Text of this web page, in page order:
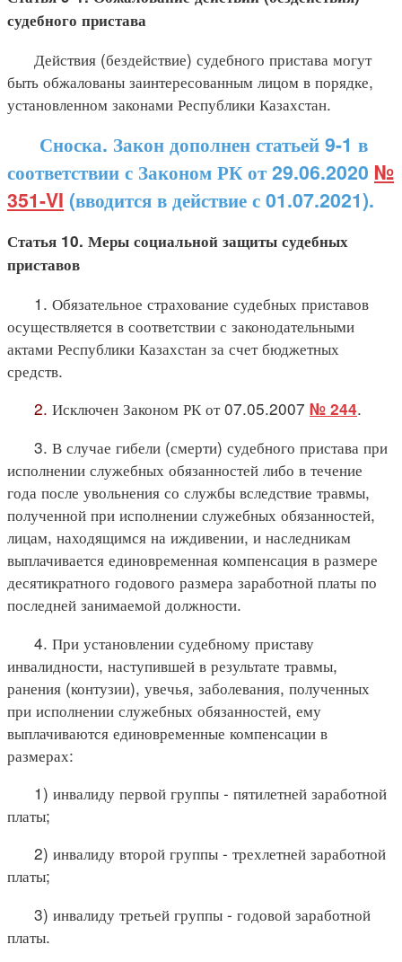
судебного пристава
Действия (бездействие) судебного пристава могут
быть обжалованы заинтересованным лицом в порядке,
установленном законами Республики Казахстан.
Сноска. Закон дополнен статьей 9-1 в
соответствии с Законом РК от 29.06.2020 №
351-VI (вводится в действие с 01.07.2021).
Статья 10. Меры социальной защиты судебных
приставов
1. Обязательное страхование судебных приставов
осуществляется в соответствии с законодательными
актами Республики Казахстан за счет бюджетных
средств.
2. Исключен Законом РК от 07.05.2007 № 244.
3. В случае гибели (смерти) судебного пристава при
исполнении служебных обязанностей либо в течение
года после увольнения со службы вследствие травмы,
полученной при исполнении служебных обязанностей,
лицам, находящимся на иждивении, и наследникам
выплачивается единовременная компенсация в размере
десятикратного годового размера заработной платы по
последней занимаемой должности.
4. При установлении судебному приставу
инвалидности, наступившей в результате травмы,
ранения (контузии), увечья, заболевания, полученных
при исполнении служебных обязанностей, ему
выплачиваются единовременные компенсации в
размерах:
1) инвалиду первой группы - пятилетней заработной
платы;
2) инвалиду второй группы - трехлетней заработной
платы;
3) инвалиду третьей группы - годовой заработной
платы.